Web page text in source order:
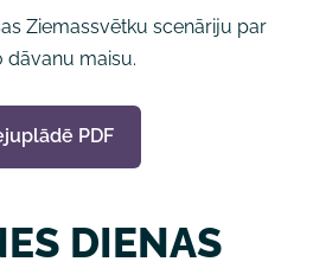
Ziemassvētku scenāriju par
dāvanu maisu.
PDF
DIENAS